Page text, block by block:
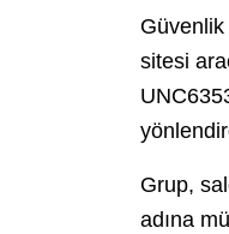
Güvenlik
sitesi
Grup,
adına